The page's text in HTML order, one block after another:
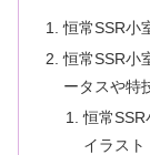
恒常SSR小
恒常SSR小
ータスや特
恒常SSR
イラスト